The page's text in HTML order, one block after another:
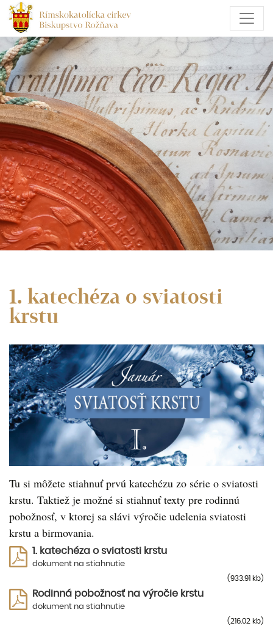
1. katechéza o sviatosti
krstu
Tu si môžete stiahnuť prvú katechézu zo série o sviatosti
krstu. Taktiež je možné si stiahnuť texty pre rodinnú
pobožnosť, v ktorej sa slávi výročie udelenia sviatosti
krstu a birmovania.
1. katechéza o sviatosti krstu
dokument na stiahnutie
(933.91 kb)
Rodinná pobožnosť na výročie krstu
dokument na stiahnutie
(216.02 kb)